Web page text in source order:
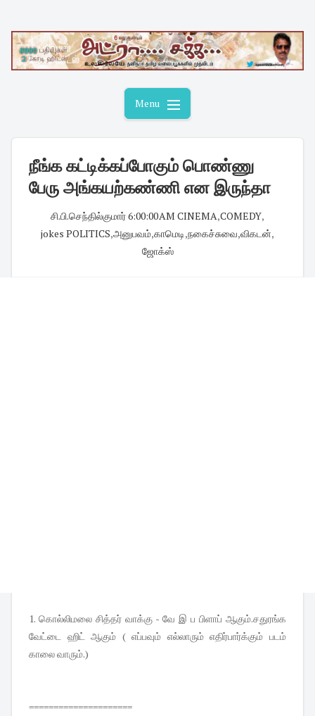
content
Menu
நீங்க கட்டிக்கப்போகும் பொண்ணு
பேரு அங்கயற்கண்ணி என இருந்தா
சி.பி.செந்தில்குமார்6:00:00 AM CINEMA,COMEDY,
jokes POLITICS,அனுபவம்,காமெடி,நகைச்சுவை,விகடன்,
ஜோக்ஸ்
1. கொல்லிமலை சித்தர் வாக்கு - வே இ ப பிளாப் ஆகும்.சதுரங்க
வேட்டை ஹிட் ஆகும் ( எப்பவும் எல்லாரும் எதிர்பார்க்கும் படம்
காலை வாரும்.)
=====================